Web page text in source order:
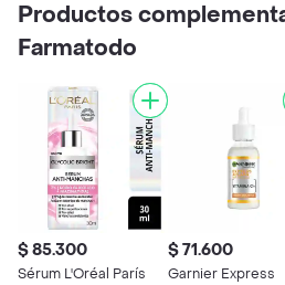
Productos
Farmatodo
$ 85.300
Sérum L'Oréal París
$ 71.600
Garnier Express